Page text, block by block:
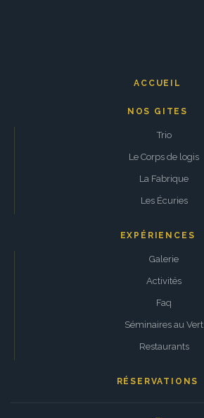
ACCUEIL
NOS GITES
Trio
Le Corps de logis
La Fabrique
Les Écuries
EXPÉRIENCES
Galerie
Activités
Faq
Séminaires au Vert
Restaurants
RÉSERVATIONS